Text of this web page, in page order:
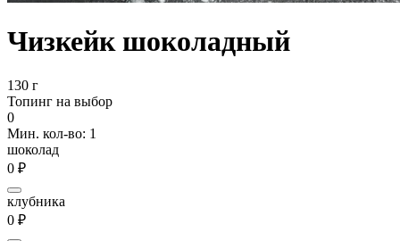
Чизкейк шоколадный
130 г
Топинг на выбор
0
Мин. кол-во: 1
шоколад
0 ₽
клубника
0 ₽